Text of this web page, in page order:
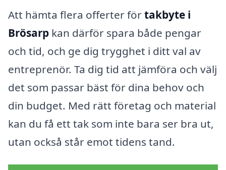
Att hämta flera offerter förtakbyte i
Brösarp kan därför spara både pengar
och tid, och ge dig trygghet i ditt val av
entreprenör. Ta dig tid att jämföra och välj
det som passar bäst för dina behov och
din budget. Med rätt företag och material
kan du få ett tak som inte bara ser bra ut,
utan också står emot tidens tand.